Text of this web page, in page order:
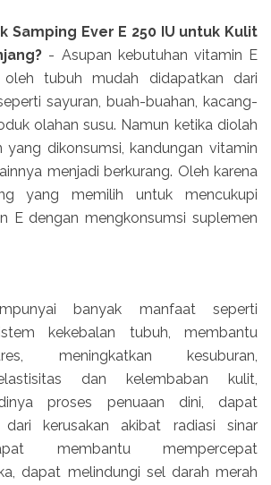
Samping Ever E 250 IU untuk Kulit
- Asupan kebutuhan vitamin E
oleh tubuh mudah didapatkan dari
sayuran, buah-buahan, kacang-
olahan susu. Namun ketika diolah
yang dikonsumsi, kandungan vitamin
menjadi berkurang. Oleh karena
yang memilih untuk mencukupi
E dengan mengkonsumsi suplemen
banyak manfaat seperti
kekebalan tubuh, membantu
meningkatkan kesuburan,
dan kelembaban kulit,
proses penuaan dini, dapat
kerusakan akibat radiasi sinar
membantu mempercepat
dapat melindungi sel darah merah